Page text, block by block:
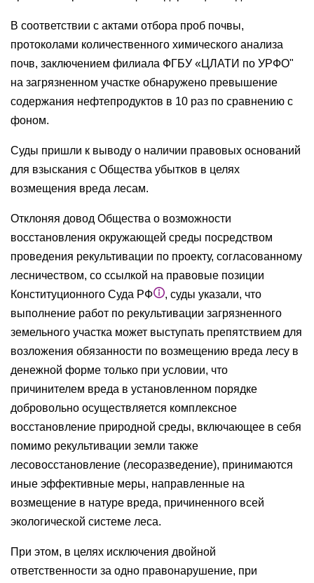
В соответствии с актами отбора проб почвы,
протоколами количественного химического анализа
почв, заключением филиала ФГБУ «ЦЛАТИ по УРФО"
на загрязненном участке обнаружено превышение
содержания нефтепродуктов в 10 раз по сравнению с
фоном.
Суды пришли к выводу о наличии правовых оснований
для взыскания с Общества убытков в целях
возмещения вреда лесам.
Отклоняя довод Общества о возможности
восстановления окружающей среды посредством
проведения рекультивации по проекту, согласованному
лесничеством, со ссылкой на правовые позиции
Конституционного Суда РФ
, суды указали, что
выполнение работ по рекультивации загрязненного
земельного участка может выступать препятствием для
возложения обязанности по возмещению вреда лесу в
денежной форме только при условии, что
причинителем вреда в установленном порядке
добровольно осуществляется комплексное
восстановление природной среды, включающее в себя
помимо рекультивации земли также
лесовосстановление (лесоразведение), принимаются
иные эффективные меры, направленные на
возмещение в натуре вреда, причиненного всей
экологической системе леса.
При этом, в целях исключения двойной
ответственности за одно правонарушение, при